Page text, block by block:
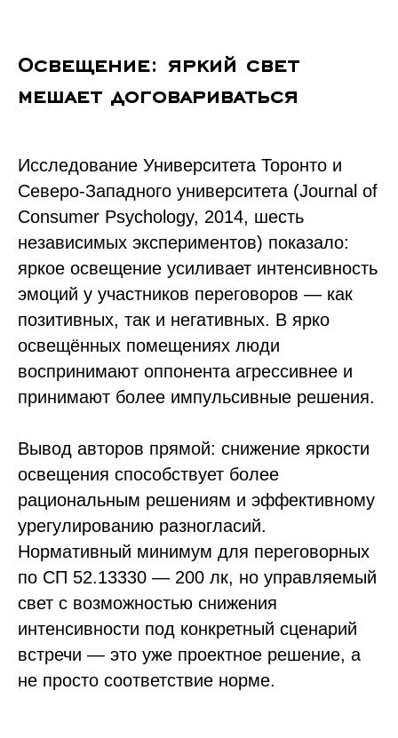
Освещение: яркий свет
мешает договариваться
Исследование Университета Торонто и
Северо-Западного университета (Journal of
Consumer Psychology, 2014, шесть
независимых экспериментов) показало:
яркое освещение усиливает интенсивность
эмоций у участников переговоров — как
позитивных, так и негативных. В ярко
освещённых помещениях люди
воспринимают оппонента агрессивнее и
принимают более импульсивные решения.
Вывод авторов прямой: снижение яркости
освещения способствует более
рациональным решениям и эффективному
урегулированию разногласий.
Нормативный минимум для переговорных
по СП 52.13330 — 200 лк, но управляемый
свет с возможностью снижения
интенсивности под конкретный сценарий
встречи — это уже проектное решение, а
не просто соответствие норме.